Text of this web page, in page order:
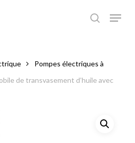
Pompes électriques à
de transvasement d’huile avec